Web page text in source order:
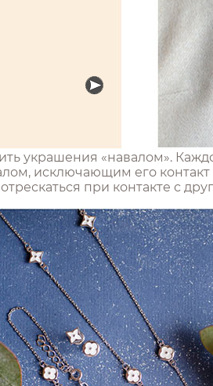
украшения «навалом».
исключающим его
при контакте с